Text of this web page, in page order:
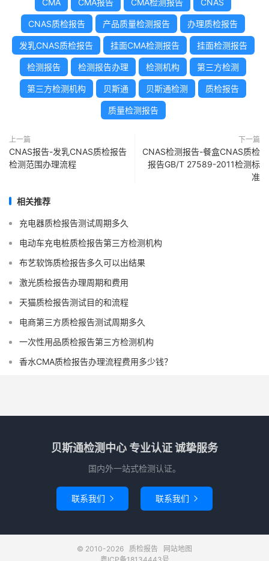
CNAS质检报告 产品质量检测报告 办理质检报告
发乳CNAS质检报告 挂面CMA检测报告 挂面检测报告
检测报告 检测报告办理 检测机构 第三方检测
第三方检测机构 贝斯通 贝斯通检测 质检报告
质量检测报告
上一篇
CNAS报告-发乳CNAS质检报告
检测范围办理流程
下一篇
CNAS检测报告-餐盒CNAS质检
报告GB/T 27589-2011检测标
准
相关推荐
充电器质检报告测试周期多久
电动车充电桩质检报告第三方检测机构
布艺软饰质检报告多久可以出结果
激光质检报告办理周期和费用
天猫质检报告测试目的和流程
电商第三方质检报告测试周期多久
一次性用品质检报告第三方检测机构
香水CMA质检报告办理流程费用多少钱？
贝斯通检测中心 专业认证 诚挚服务
国内外一站式检测认证。
联系我们  联系我们 
© 2010-2026 质检报告
网站地图